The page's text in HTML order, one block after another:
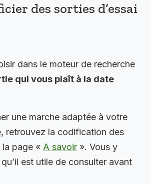
des sorties d’essai
dans le moteur de recherche
qui vous plaît à la date
une marche adaptée à votre
retrouvez la codification des
page « A savoir ». Vous y
est utile de consulter avant